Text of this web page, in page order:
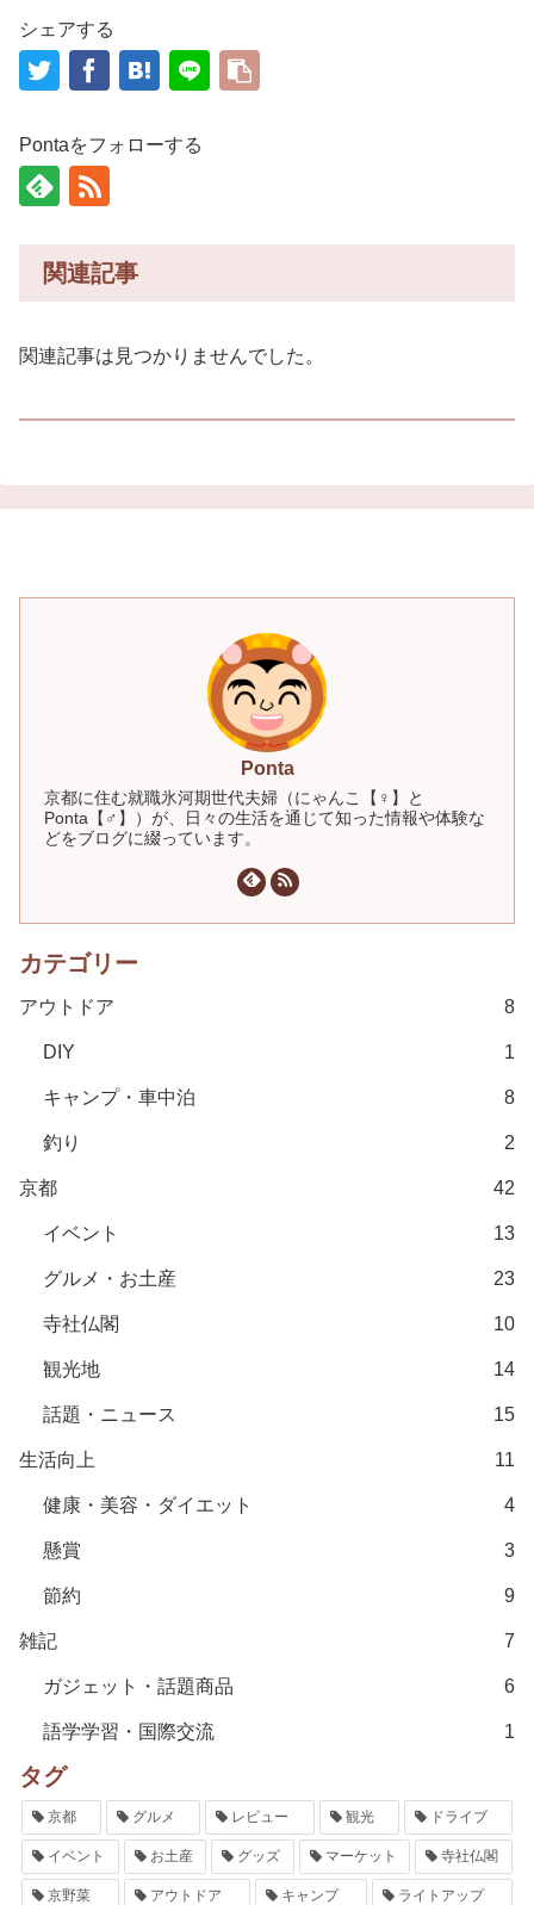
シェアする
Pontaをフォローする
関連記事
関連記事は見つかりませんでした。
Ponta
京都に住む就職氷河期世代夫婦（にゃんこ【♀】と
Ponta【♂】）が、日々の生活を通じて知った情報や体験な
どをブログに綴っています。
カテゴリー
アウトドア 8
DIY 1
キャンプ・車中泊 8
釣り 2
京都 42
イベント 13
グルメ・お土産 23
寺社仏閣 10
観光地 14
話題・ニュース 15
生活向上 11
健康・美容・ダイエット 4
懸賞 3
節約 9
雑記 7
ガジェット・話題商品 6
語学学習・国際交流 1
タグ
京都 グルメ レビュー 観光 ドライブ
イベント お土産 グッズ マーケット 寺社仏閣
京野菜 アウトドア キャンプ ライトアップ